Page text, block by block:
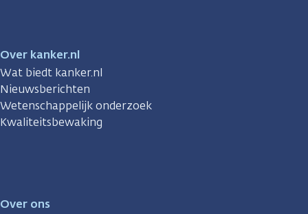
Over kanker.nl
Wat biedt kanker.nl
Nieuwsberichten
Wetenschappelijk onderzoek
Kwaliteitsbewaking
Over ons